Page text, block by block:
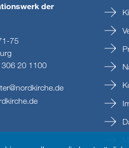
der
75
306 20 1100
@nordkirche.de
.de